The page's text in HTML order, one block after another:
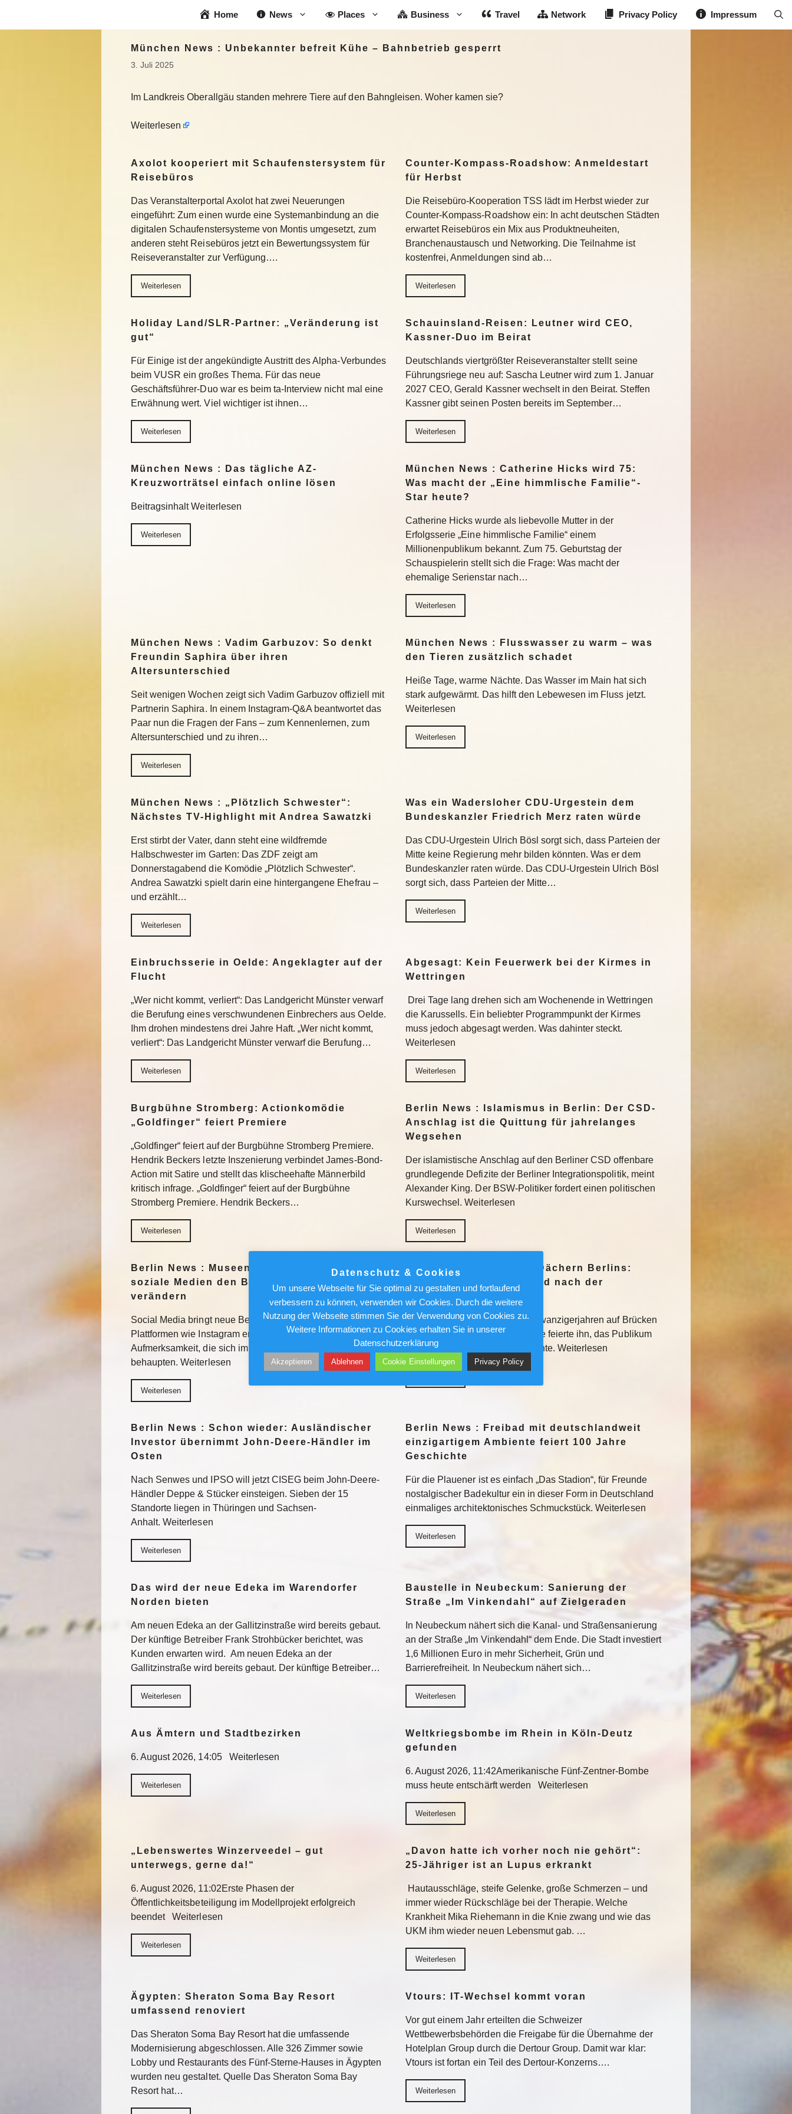
Home News Places Business Travel Network Privacy Policy Impressum
München News : Unbekannter befreit Kühe – Bahnbetrieb gesperrt
3. Juli 2025
Im Landkreis Oberallgäu standen mehrere Tiere auf den Bahngleisen. Woher kamen sie?
Weiterlesen
Axolot kooperiert mit Schaufenstersystem für
Reisebüros
Das Veranstalterportal Axolot hat zwei Neuerungen
eingeführt: Zum einen wurde eine Systemanbindung an die
digitalen Schaufenstersysteme von Montis umgesetzt, zum
anderen steht Reisebüros jetzt ein Bewertungssystem für
Reiseveranstalter zur Verfügung….
Weiterlesen
Counter-Kompass-Roadshow: Anmeldestart
für Herbst
Die Reisebüro-Kooperation TSS lädt im Herbst wieder zur
Counter-Kompass-Roadshow ein: In acht deutschen Städten
erwartet Reisebüros ein Mix aus Produktneuheiten,
Branchenaustausch und Networking. Die Teilnahme ist
kostenfrei, Anmeldungen sind ab…
Weiterlesen
Holiday Land/SLR-Partner: „Veränderung ist
gut“
Für Einige ist der angekündigte Austritt des Alpha-Verbundes
beim VUSR ein großes Thema. Für das neue
Geschäftsführer-Duo war es beim ta-Interview nicht mal eine
Erwähnung wert. Viel wichtiger ist ihnen…
Weiterlesen
Schauinsland-Reisen: Leutner wird CEO,
Kassner-Duo im Beirat
Deutschlands viertgrößter Reiseveranstalter stellt seine
Führungsriege neu auf: Sascha Leutner wird zum 1. Januar
2027 CEO, Gerald Kassner wechselt in den Beirat. Steffen
Kassner gibt seinen Posten bereits im September…
Weiterlesen
München News : Das tägliche AZ-
Kreuzworträtsel einfach online lösen
Beitragsinhalt Weiterlesen
Weiterlesen
München News : Catherine Hicks wird 75:
Was macht der „Eine himmlische Familie“-
Star heute?
Catherine Hicks wurde als liebevolle Mutter in der
Erfolgsserie „Eine himmlische Familie“ einem
Millionenpublikum bekannt. Zum 75. Geburtstag der
Schauspielerin stellt sich die Frage: Was macht der
ehemalige Serienstar nach…
Weiterlesen
München News : Vadim Garbuzov: So denkt
Freundin Saphira über ihren
Altersunterschied
Seit wenigen Wochen zeigt sich Vadim Garbuzov offiziell mit
Partnerin Saphira. In einem Instagram-Q&A beantwortet das
Paar nun die Fragen der Fans – zum Kennenlernen, zum
Altersunterschied und zu ihren…
Weiterlesen
München News : Flusswasser zu warm – was
den Tieren zusätzlich schadet
Heiße Tage, warme Nächte. Das Wasser im Main hat sich
stark aufgewärmt. Das hilft den Lebewesen im Fluss jetzt.
Weiterlesen
Weiterlesen
München News : „Plötzlich Schwester“:
Nächstes TV-Highlight mit Andrea Sawatzki
Erst stirbt der Vater, dann steht eine wildfremde
Halbschwester im Garten: Das ZDF zeigt am
Donnerstagabend die Komödie „Plötzlich Schwester“.
Andrea Sawatzki spielt darin eine hintergangene Ehefrau –
und erzählt…
Weiterlesen
Was ein Wadersloher CDU-Urgestein dem
Bundeskanzler Friedrich Merz raten würde
Das CDU-Urgestein Ulrich Bösl sorgt sich, dass Parteien der
Mitte keine Regierung mehr bilden könnten. Was er dem
Bundeskanzler raten würde. Das CDU-Urgestein Ulrich Bösl
sorgt sich, dass Parteien der Mitte…
Weiterlesen
Einbruchsserie in Oelde: Angeklagter auf der
Flucht
„Wer nicht kommt, verliert“: Das Landgericht Münster verwarf
die Berufung eines verschwundenen Einbrechers aus Oelde.
Ihm drohen mindestens drei Jahre Haft. „Wer nicht kommt,
verliert“: Das Landgericht Münster verwarf die Berufung…
Weiterlesen
Abgesagt: Kein Feuerwerk bei der Kirmes in
Wettringen
Drei Tage lang drehen sich am Wochenende in Wettringen
die Karussells. Ein beliebter Programmpunkt der Kirmes
muss jedoch abgesagt werden. Was dahinter steckt.
Weiterlesen
Weiterlesen
Burgbühne Stromberg: Actionkomödie
„Goldfinger“ feiert Premiere
„Goldfinger“ feiert auf der Burgbühne Stromberg Premiere.
Hendrik Beckers letzte Inszenierung verbindet James-Bond-
Action mit Satire und stellt das klischeehafte Männerbild
kritisch infrage. „Goldfinger“ feiert auf der Burgbühne
Stromberg Premiere. Hendrik Beckers…
Weiterlesen
Berlin News : Islamismus in Berlin: Der CSD-
Anschlag ist die Quittung für jahrelanges
Wegsehen
Der islamistische Anschlag auf den Berliner CSD offenbare
grundlegende Defizite der Berliner Integrationspolitik, meint
Alexander King. Der BSW-Politiker fordert einen politischen
Kurswechsel. Weiterlesen
Weiterlesen
Berlin News : Museen für den Feed: Wie
soziale Medien den Blick auf Kunst
verändern
Social Media bringt neue Besucher in die Museen. Doch auf
Plattformen wie Instagram erhalten vor allem jene Motive
Aufmerksamkeit, die sich im Feed am besten
behaupten. Weiterlesen
Weiterlesen
Berlin News : Über den Dächern Berlins:
Alfred Torge und die Jagd nach der
Sensation
Ungesichert kletterte er in den Zwanzigerjahren auf Brücken
und Geschäftshäuser. Die Presse feierte ihn, das Publikum
liebte ihn – bis sein Stern verglühte. Weiterlesen
Berlin News : Schon wieder: Ausländischer
Investor übernimmt John-Deere-Händler im
Osten
Nach Senwes und IPSO will jetzt CISEG beim John-Deere-
Händler Deppe & Stücker einsteigen. Sieben der 15
Standorte liegen in Thüringen und Sachsen-
Anhalt. Weiterlesen
Weiterlesen
Berlin News : Freibad mit deutschlandweit
einzigartigem Ambiente feiert 100 Jahre
Geschichte
Für die Plauener ist es einfach „Das Stadion“, für Freunde
nostalgischer Badekultur ein in dieser Form in Deutschland
einmaliges architektonisches Schmuckstück. Weiterlesen
Weiterlesen
Das wird der neue Edeka im Warendorfer
Norden bieten
Am neuen Edeka an der Gallitzinstraße wird bereits gebaut.
Der künftige Betreiber Frank Strohbücker berichtet, was
Kunden erwarten wird. Am neuen Edeka an der
Gallitzinstraße wird bereits gebaut. Der künftige Betreiber…
Weiterlesen
Baustelle in Neubeckum: Sanierung der
Straße „Im Vinkendahl“ auf Zielgeraden
In Neubeckum nähert sich die Kanal- und Straßensanierung
an der Straße „Im Vinkendahl“ dem Ende. Die Stadt investiert
1,6 Millionen Euro in mehr Sicherheit, Grün und
Barrierefreiheit. In Neubeckum nähert sich…
Weiterlesen
Aus Ämtern und Stadtbezirken
6. August 2026, 14:05 Weiterlesen
Weiterlesen
Weltkriegsbombe im Rhein in Köln-Deutz
gefunden
6. August 2026, 11:42Amerikanische Fünf-Zentner-Bombe
muss heute entschärft werden Weiterlesen
Weiterlesen
„Lebenswertes Winzerveedel – gut
unterwegs, gerne da!“
6. August 2026, 11:02Erste Phasen der
Öffentlichkeitsbeteiligung im Modellprojekt erfolgreich
beendet Weiterlesen
Weiterlesen
„Davon hatte ich vorher noch nie gehört“:
25-Jähriger ist an Lupus erkrankt
Hautausschläge, steife Gelenke, große Schmerzen – und
immer wieder Rückschläge bei der Therapie. Welche
Krankheit Mika Riehemann in die Knie zwang und wie das
UKM ihm wieder neuen Lebensmut gab. …
Weiterlesen
Ägypten: Sheraton Soma Bay Resort
umfassend renoviert
Das Sheraton Soma Bay Resort hat die umfassende
Modernisierung abgeschlossen. Alle 326 Zimmer sowie
Lobby und Restaurants des Fünf-Sterne-Hauses in Ägypten
wurden neu gestaltet. Quelle Das Sheraton Soma Bay
Resort hat…
Vtours: IT-Wechsel kommt voran
Vor gut einem Jahr erteilten die Schweizer
Wettbewerbsbehörden die Freigabe für die Übernahme der
Hotelplan Group durch die Dertour Group. Damit war klar:
Vtours ist fortan ein Teil des Dertour-Konzerns….
Weiterlesen
Datenschutz & Cookies
Um unsere Webseite für Sie optimal zu gestalten und fortlaufend
verbessern zu können, verwenden wir Cookies. Durch die weitere
Nutzung der Webseite stimmen Sie der Verwendung von Cookies zu.
Weitere Informationen zu Cookies erhalten Sie in unserer
Datenschutzerklärung
Akzeptieren Ablehnen Cookie Einstellungen Privacy Policy